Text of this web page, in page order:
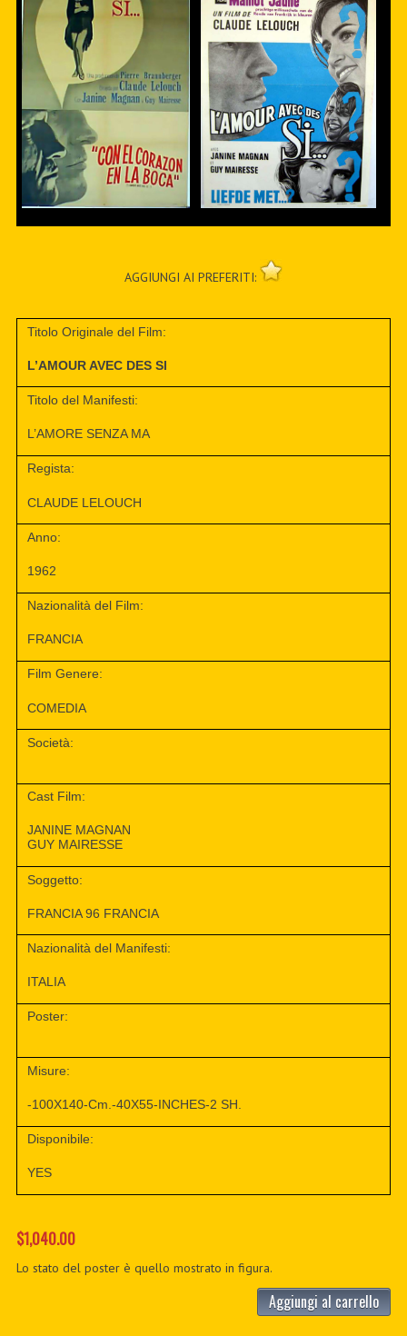
AGGIUNGI AI PREFERITI:
Titolo Originale del Film:
L’AMOUR AVEC DES SI
Titolo del Manifesti:
L’AMORE SENZA MA
Regista:
CLAUDE LELOUCH
Anno:
1962
Nazionalità del Film:
FRANCIA
Film Genere:
COMEDIA
Società:
Cast Film:
JANINE MAGNAN
GUY MAIRESSE
Soggetto:
FRANCIA 96 FRANCIA
Nazionalità del Manifesti:
ITALIA
Poster:
Misure:
-100X140-Cm.-40X55-INCHES-2 SH.
Disponibile:
YES
$1,040.00
Lo stato del poster è quello mostrato in figura.
Aggiungi al carrello